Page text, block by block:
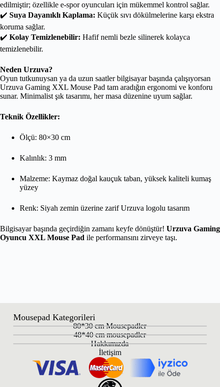
edilmiştir; özellikle e-spor oyuncuları için mükemmel kontrol sağlar.
✔️ Suya Dayanıklı Kaplama: Küçük sıvı dökülmelerine karşı ekstra
koruma sağlar.
✔️ Kolay Temizlenebilir: Hafif nemli bezle silinerek kolayca
temizlenebilir.
Neden Urzuva?
Oyun tutkunuysan ya da uzun saatler bilgisayar başında çalışıyorsan
Urzuva Gaming XXL Mouse Pad tam aradığın ergonomi ve konforu
sunar. Minimalist şık tasarımı, her masa düzenine uyum sağlar.
Teknik Özellikler:
Ölçü: 80×30 cm
Kalınlık: 3 mm
Malzeme: Kaymaz doğal kauçuk taban, yüksek kaliteli kumaş
yüzey
Renk: Siyah zemin üzerine zarif Urzuva logolu tasarım
Bilgisayar başında geçirdiğin zamanı keyfe dönüştür! Urzuva Gaming
Oyuncu XXL Mouse Pad ile performansını zirveye taşı.
Mousepad Kategorileri
80*30 cm Mousepadler
48*40 cm mousepadler
Hakkımızda
İletişim